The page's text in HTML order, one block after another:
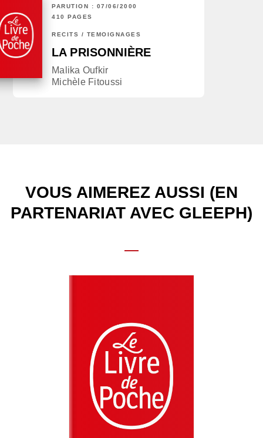
PARUTION : 07/06/2000
410 PAGES
RÉCITS / TÉMOIGNAGES
LA PRISONNIÈRE
Malika Oufkir
Michèle Fitoussi
VOUS AIMEREZ AUSSI (EN
PARTENARIAT AVEC GLEEPH)